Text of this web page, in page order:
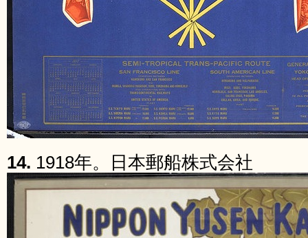
14. 1918年。日本郵船株式会社